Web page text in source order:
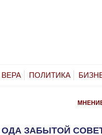
ВЕРА ПОЛИТИКА
ОДА ЗАБЫТОЙ